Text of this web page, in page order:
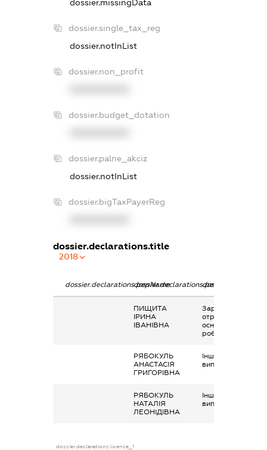
dossier.missingData
dossier.single_tax_reg
dossier.notInList
dossier.non_profit
dossier.budget_dotation
dossier.palne_akciz
dossier.notInList
dossier.bigTaxPayerReg
dossier.declarations.title
2018
dossier.declarations.pepNamedossier.declarations.personName
ПИЩИТА
ІРИНА
ІВАНІВНА
Заробітна плата
отримана за
основним місцем
роботи
РЯБОКУЛЬ
АНАСТАСІЯ
ГРИГОРІВНА
Інше, соціальні
виплати
РЯБОКУЛЬ
НАТАЛІЯ
ЛЕОНІДІВНА
Інше, соціальні
виплати
dossier.declarations.license_1